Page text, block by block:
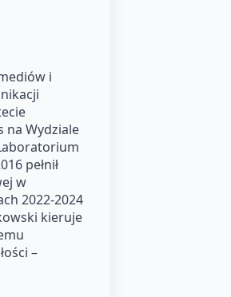
i
na Wydziale
pełnił
w
2022-2024
kieruje
–